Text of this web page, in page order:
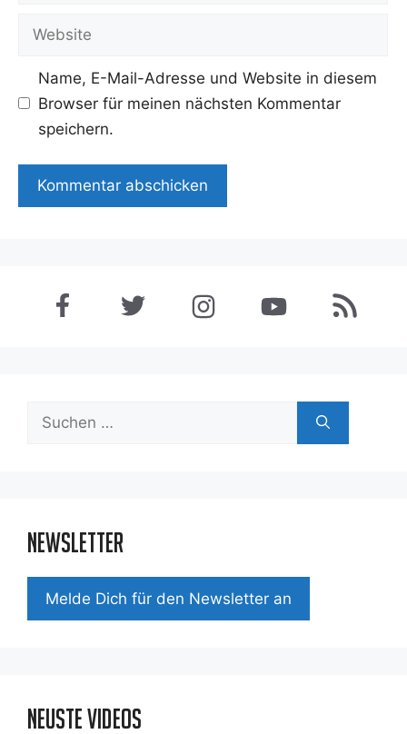
Adresse
Website
Name, E-Mail-Adresse und Website in diesem
Browser für meinen nächsten Kommentar
speichern.
Suchen
Newsletter
Mel­de Dich für den News­let­ter an
Neuste Videos